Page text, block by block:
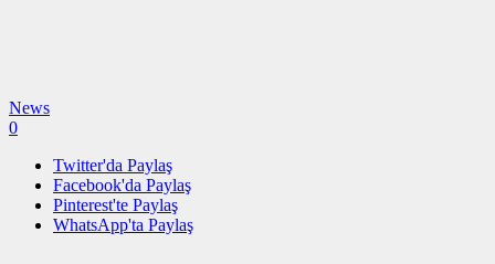
News
0
Twitter'da Paylaş
Facebook'da Paylaş
Pinterest'te Paylaş
WhatsApp'ta Paylaş